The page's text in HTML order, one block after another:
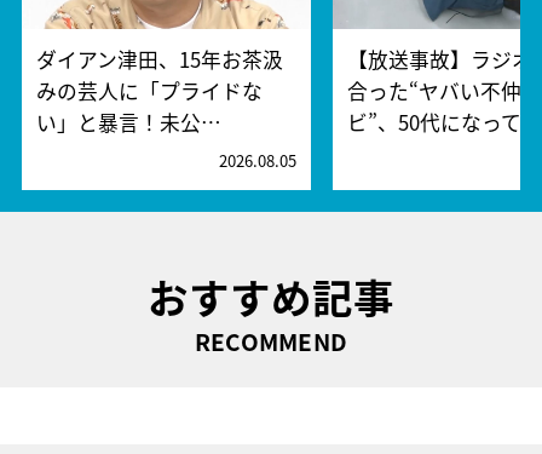
ダイアン津田、15年お茶汲
みの芸人に「プライドな
い」と暴言！未公…
2026.08.05
【放送事故】ラジオ
合った“ヤバい不仲
ビ”、50代になって…
おすすめ記事
RECOMMEND